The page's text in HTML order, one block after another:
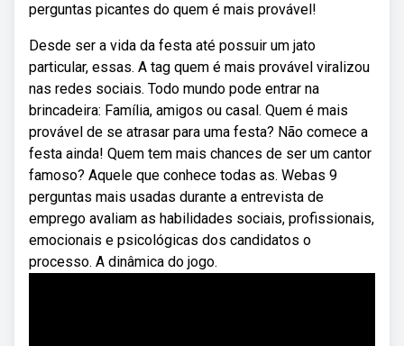
perguntas picantes do quem é mais provável!
Desde ser a vida da festa até possuir um jato
particular, essas. A tag quem é mais provável viralizou
nas redes sociais. Todo mundo pode entrar na
brincadeira: Família, amigos ou casal. Quem é mais
provável de se atrasar para uma festa? Não comece a
festa ainda! Quem tem mais chances de ser um cantor
famoso? Aquele que conhece todas as. Webas 9
perguntas mais usadas durante a entrevista de
emprego avaliam as habilidades sociais, profissionais,
emocionais e psicológicas dos candidatos o
processo. A dinâmica do jogo.